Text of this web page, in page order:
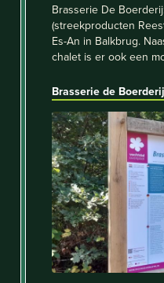
Brasserie De
(streekproducten
Es-An in Balkbrug.
chalet is er ook een
Brasserie de Boerderij